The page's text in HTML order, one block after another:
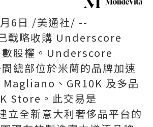
6日 /美通社/ --
戰略收購 Underscore
股權。Underscore
總部位於米蘭的品牌加速
Magliano、GR10K 及多品
Store。此交易是
全新意大利奢侈品平台的